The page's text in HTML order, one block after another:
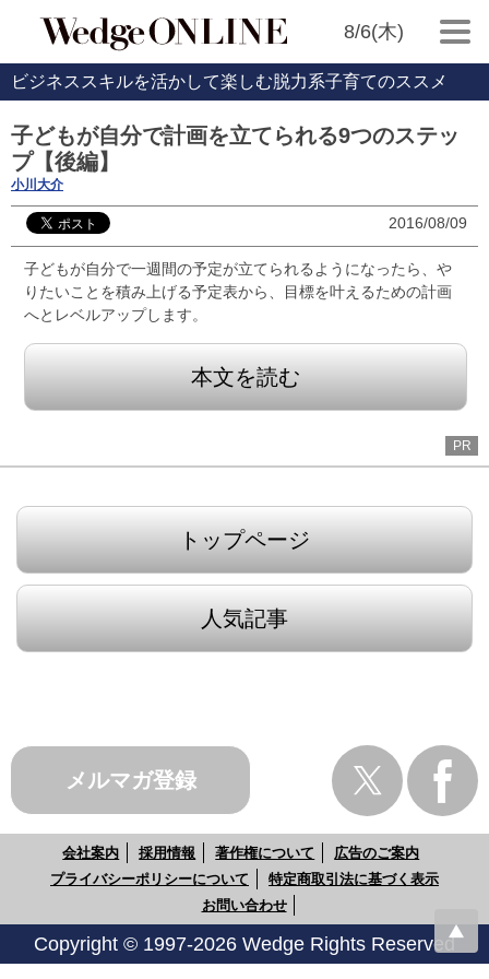
8/6(木)
ビジネススキルを活かして楽しむ脱力系子育てのススメ
子どもが自分で計画を立てられる9つのステッ
プ【後編】
小川大介
2016/08/09
子どもが自分で一週間の予定が立てられるようになったら、や
りたいことを積み上げる予定表から、目標を叶えるための計画
へとレベルアップします。
本文を読む
PR
トップページ
人気記事
メルマガ登録
会社案内 採用情報 著作権について
広告のご案内
プライバシーポリシーについて
特定商取引法に基づく表示
お問い合わせ
Copyright © 1997-2026 Wedge Rights Reserved